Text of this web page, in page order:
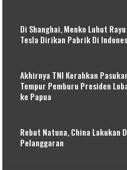
Di Shanghai, Menko Luhut Rayu
Tesla Dirikan Pabrik Di
Akhirnya TNI Kerahkan
Tempur Pemburu Presiden
ke Papua
Rebut Natuna, China Lakukan
Pelanggaran